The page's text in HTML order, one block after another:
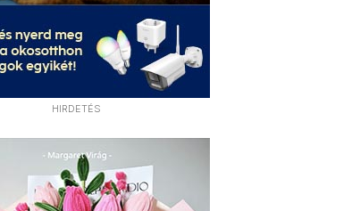
HIRDETÉS